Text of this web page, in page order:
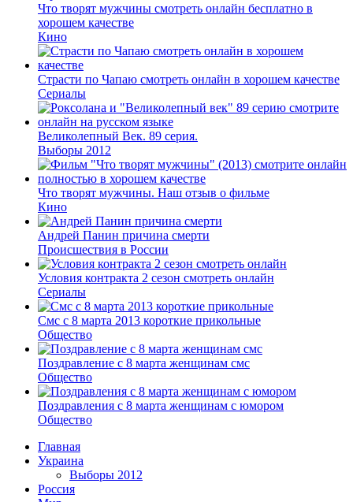
Что творят мужчины смотреть онлайн бесплатно в
хорошем качестве
Кино
Страсти по Чапаю смотреть онлайн в хорошем качестве
Сериалы
Великолепный Век. 89 серия.
Выборы 2012
Что творят мужчины. Наш отзыв о фильме
Кино
Андрей Панин причина смерти
Происшествия в России
Условия контракта 2 сезон смотреть онлайн
Сериалы
Смс с 8 марта 2013 короткие прикольные
Общество
Поздравление с 8 марта женщинам смс
Общество
Поздравления с 8 марта женщинам с юмором
Общество
Главная
Украина
Выборы 2012
Россия